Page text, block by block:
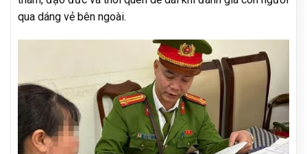
qua dáng vẻ bên ngoài.